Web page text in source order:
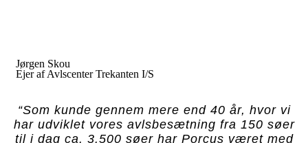
Jørgen Skou
Ejer af Avlscenter Trekanten I/S
“Som kunde gennem mere end 40 år, hvor vi
har udviklet vores avlsbesætning fra 150 søer
til i dag ca. 3.500 søer har Porcus været med